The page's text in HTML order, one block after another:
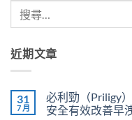
近期文章
31
7 月
必利勁（Priligy
安全有效改善早